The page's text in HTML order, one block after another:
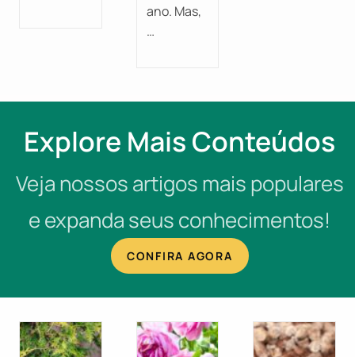
ano. Mas,
…
Explore Mais Conteúdos
Veja nossos artigos mais populares
e expanda seus conhecimentos!
CONFIRA AGORA